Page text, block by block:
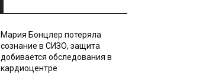
Мария Бонцлер потеряла
сознание в СИЗО, защита
добивается обследования в
кардиоцентре